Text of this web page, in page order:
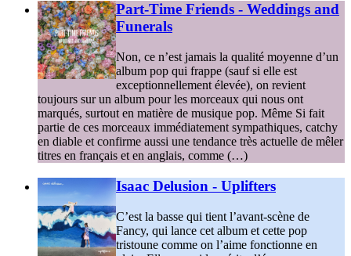
Part-Time Friends - Weddings and
Funerals
Non, ce n’est jamais la qualité moyenne d’un
album pop qui frappe (sauf si elle est
exceptionnellement élevée), on revient
toujours sur un album pour les morceaux qui nous ont
marqués, surtout en matière de musique pop. Même Si fait
partie de ces morceaux immédiatement sympathiques, catchy
en diable et confirme aussi une tendance très actuelle de mêler
titres en français et en anglais, comme (…)
Isaac Delusion - Uplifters
C’est la basse qui tient l’avant-scène de
Fancy, qui lance cet album et cette pop
tristoune comme on l’aime fonctionne en